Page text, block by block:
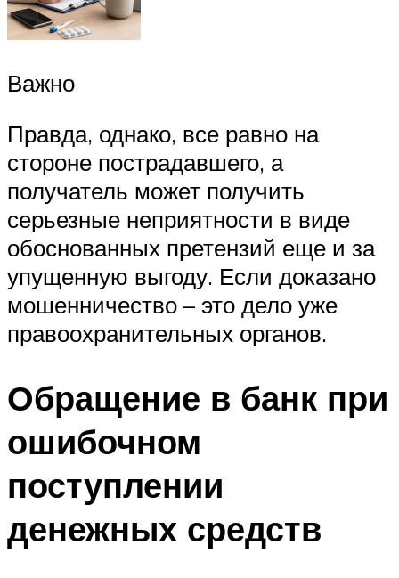
Важно
Правда, однако, все равно на
стороне пострадавшего, а
получатель может получить
серьезные неприятности в виде
обоснованных претензий еще и за
упущенную выгоду. Если доказано
мошенничество – это дело уже
правоохранительных органов.
Обращение в банк при
ошибочном
поступлении
денежных средств